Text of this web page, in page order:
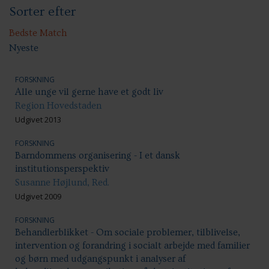
Sorter efter
Bedste Match
Nyeste
FORSKNING
Alle unge vil gerne have et godt liv
Region Hovedstaden
Udgivet 2013
FORSKNING
Barndommens organisering - I et dansk
institutionsperspektiv
Susanne Højlund, Red.
Udgivet 2009
FORSKNING
Behandlerblikket - Om sociale problemer, tilblivelse,
intervention og forandring i socialt arbejde med familier
og børn med udgangspunkt i analyser af